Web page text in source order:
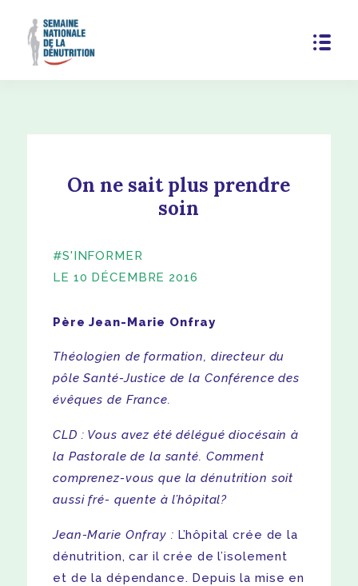
On ne sait plus prendre
soin
#S'INFORMER
LE 10 DÉCEMBRE 2016
Père Jean-Marie Onfray
Théologien de formation, directeur du
pôle Santé-Justice de la Conférence des
évêques de France.
CLD : Vous avez été délégué diocésain à
la Pastorale de la santé. Comment
comprenez-vous que la dénutrition soit
aussi fré- quente à l’hôpital?
Jean-Marie Onfray : L’hôpital crée de la
dénutrition, car il crée de l’isolement
et de la dépendance. Depuis la mise en